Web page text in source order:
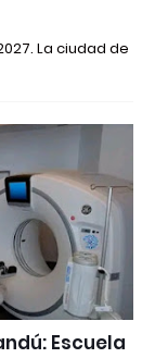
La ciudad de
Escuela